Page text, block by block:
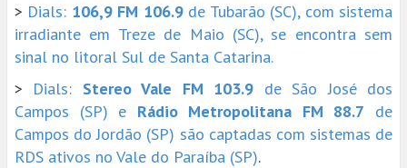
> Dials: 106,9 FM 106.9de Tubarão (SC), com sistema
irradiante em Treze de Maio (SC), se encontra sem
sinal no litoral Sul de Santa Catarina.
> Dials: Stereo Vale FM 103.9 de São José dos
Campos (SP) e Rádio Metropolitana FM 88.7 de
Campos do Jordão (SP) são captadas com sistemas de
RDS ativos no Vale do Paraíba (SP).